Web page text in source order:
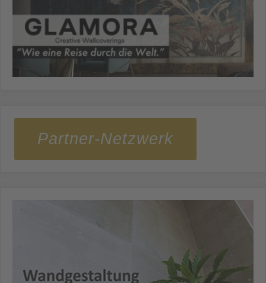
Partner-Netzwerk